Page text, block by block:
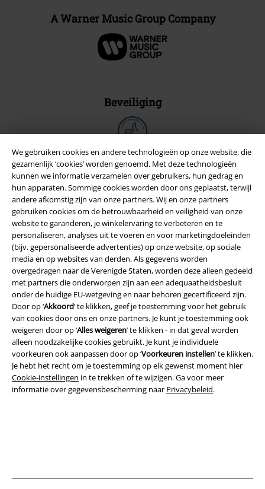
We gebruiken cookies en andere technologieën op onze website, die
gezamenlijk ‘cookies’ worden genoemd. Met deze technologieën
kunnen we informatie verzamelen over gebruikers, hun gedrag en
hun apparaten. Sommige cookies worden door ons geplaatst, terwijl
andere afkomstig zijn van onze partners. Wij en onze partners
gebruiken cookies om de betrouwbaarheid en veiligheid van onze
website te garanderen, je winkelervaring te verbeteren en te
personaliseren, analyses uit te voeren en voor marketingdoeleinden
(bijv. gepersonaliseerde advertenties) op onze website, op sociale
media en op websites van derden. Als gegevens worden
overgedragen naar de Verenigde Staten, worden deze alleen gedeeld
met partners die onderworpen zijn aan een adequaatheidsbesluit
onder de huidige EU-wetgeving en naar behoren gecertificeerd zijn.
Door op ‘Akkoord’ te klikken, geef je toestemming voor het gebruik
van cookies door ons en onze partners. Je kunt je toestemming ook
weigeren door op ‘Alles weigeren’ te klikken - in dat geval worden
alleen noodzakelijke cookies gebruikt. Je kunt je individuele
voorkeuren ook aanpassen door op ‘Voorkeuren instellen’ te klikken.
Je hebt het recht om je toestemming op elk gewenst moment hier
Cookie-instellingen in te trekken of te wijzigen. Ga voor meer
informatie over gegevensbescherming naar Privacybeleid.
A Warner Music Group Company
Beveiliging
Legal
Algemene Voorwaarden
Bedrijfsgegevens
Privacyverklaring
Verklaring van conformiteit